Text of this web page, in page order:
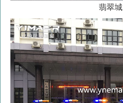
翡翠城